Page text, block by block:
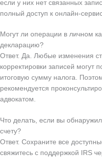
если у них нет связанных
полный доступ к онлайн-
Могут ли операции в личном
декларацию?
Ответ. Да. Любые изменения
корректировки записей могут
итоговую сумму налога.
рекомендуется
адвокатом.
Что делать, если вы
счету?
Ответ. Сохраните все
свяжитесь с поддержкой IRS